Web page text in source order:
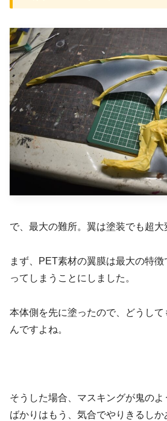
で、最大の難所。翼は塗装でも超大
まず、PET素材の翼膜は最大の特
ってしまうことにしました。
本体側を先に塗ったので、どうして
んですよね。
そうした場合、マスキングが鬼の
ばかりはもう、気合でやりきるしか